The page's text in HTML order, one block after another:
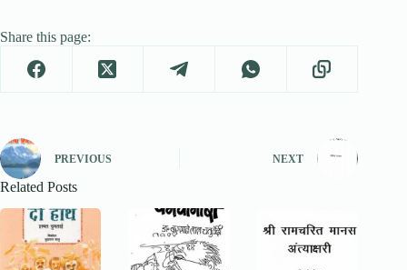
Share this page:
PREVIOUS NEXT
Related Posts